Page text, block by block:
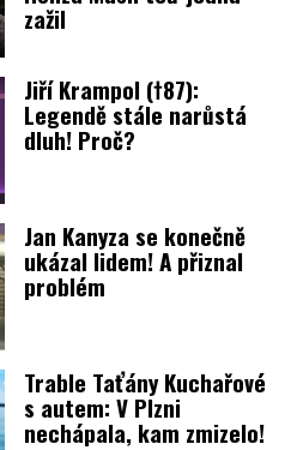
zažil
Jiří Krampol (†87):
Legendě stále narůstá
dluh! Proč?
Jan Kanyza se konečně
ukázal lidem! A přiznal
problém
Trable Taťány Kuchařové
s autem: V Plzni
nechápala, kam zmizelo!